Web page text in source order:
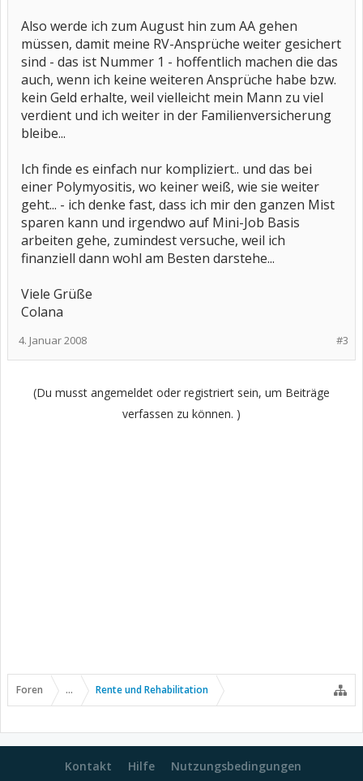
Also werde ich zum August hin zum AA gehen
müssen, damit meine RV-Ansprüche weiter gesichert
sind - das ist Nummer 1 - hoffentlich machen die das
auch, wenn ich keine weiteren Ansprüche habe bzw.
kein Geld erhalte, weil vielleicht mein Mann zu viel
verdient und ich weiter in der Familienversicherung
bleibe...
Ich finde es einfach nur kompliziert.. und das bei
einer Polymyositis, wo keiner weiß, wie sie weiter
geht... - ich denke fast, dass ich mir den ganzen Mist
sparen kann und irgendwo auf Mini-Job Basis
arbeiten gehe, zumindest versuche, weil ich
finanziell dann wohl am Besten darstehe...
Viele Grüße
Colana
#3
4. Januar 2008
(Du musst angemeldet oder registriert sein, um Beiträge
verfassen zu können. )
Foren ... Rente und Rehabilitation
Kontakt Hilfe Nutzungsbedingungen